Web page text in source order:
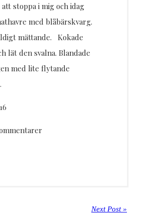
stoppa i mig och idag
med blåbärskvarg.
mättande. Kokade
lät den svalna. Blandade
med lite flytande
Next Post »